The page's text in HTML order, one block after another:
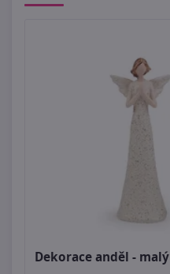
Dekorace anděl - malý